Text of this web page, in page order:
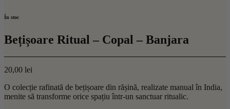
În stoc
Bețișoare Ritual – Copal – Banjara
20,00 lei
O colecție rafinată de bețișoare din rășină, realizate manual în India,
menite să transforme orice spațiu într-un sanctuar ritualic.